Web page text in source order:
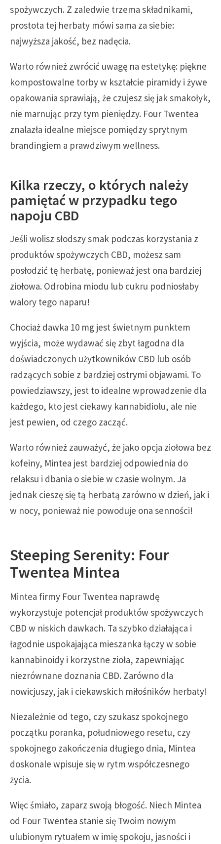
spożywczych. Z zaledwie trzema składnikami,
prostota tej herbaty mówi sama za siebie:
najwyższa jakość, bez nadęcia.
Warto również zwrócić uwagę na estetykę: piękne
kompostowalne torby w kształcie piramidy i żywe
opakowania sprawiają, że czujesz się jak smakołyk,
nie marnując przy tym pieniędzy. Four Twentea
znalazła idealne miejsce pomiędzy sprytnym
brandingiem a prawdziwym wellness.
Kilka rzeczy, o których należy
pamiętać w przypadku tego
napoju CBD
Jeśli wolisz słodszy smak podczas korzystania z
produktów spożywczych CBD, możesz sam
posłodzić tę herbatę, ponieważ jest ona bardziej
ziołowa. Odrobina miodu lub cukru podniosłaby
walory tego naparu!
Chociaż dawka 10 mg jest świetnym punktem
wyjścia, może wydawać się zbyt łagodna dla
doświadczonych użytkowników CBD lub osób
radzących sobie z bardziej ostrymi objawami. To
powiedziawszy, jest to idealne wprowadzenie dla
każdego, kto jest ciekawy kannabidiolu, ale nie
jest pewien, od czego zacząć.
Warto również zauważyć, że jako opcja ziołowa bez
kofeiny, Mintea jest bardziej odpowiednia do
relaksu i dbania o siebie w czasie wolnym. Ja
jednak cieszę się tą herbatą zarówno w dzień, jak i
w nocy, ponieważ nie powoduje ona senności!
Steeping Serenity: Four
Twentea Mintea
Mintea firmy Four Twentea naprawdę
wykorzystuje potencjał produktów spożywczych
CBD w niskich dawkach. Ta szybko działająca i
łagodnie uspokajająca mieszanka łączy w sobie
kannabinoidy i korzystne zioła, zapewniając
niezrównane doznania CBD. Zarówno dla
nowicjuszy, jak i ciekawskich miłośników herbaty!
Niezależnie od tego, czy szukasz spokojnego
początku poranka, południowego resetu, czy
spokojnego zakończenia długiego dnia, Mintea
doskonale wpisuje się w rytm współczesnego
życia.
Więc śmiało, zaparz swoją błogość. Niech Mintea
od Four Twentea stanie się Twoim nowym
ulubionym rytuałem w imię spokoju, jasności i